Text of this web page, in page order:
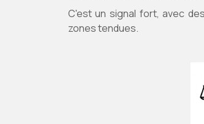
C'est un signal fort, avec
zones tendues.